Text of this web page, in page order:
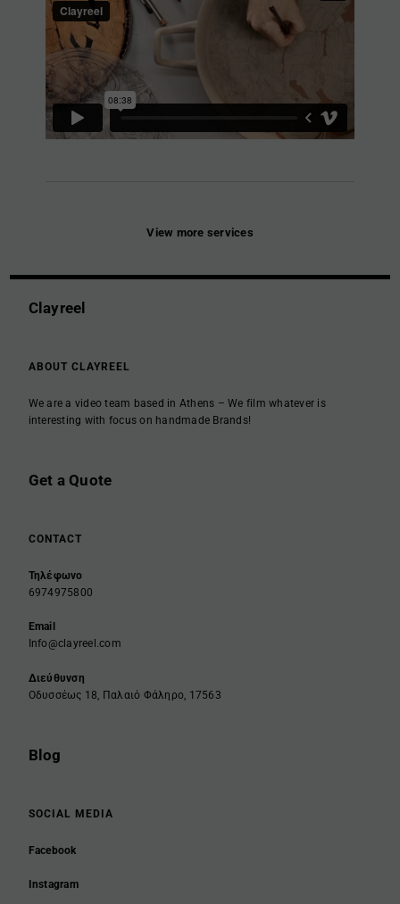
View more services
Clayreel
ABOUT CLAYREEL
We are a video team based in Athens – We film whatever is
interesting with focus on handmade Brands!
Get a Quote
CONTACT
Τηλέφωνο
6974975800
Email
Info@clayreel.com
Διεύθυνση
Οδυσσέως 18, Παλαιό Φάληρο, 17563
Blog
SOCIAL MEDIA
Facebook
Instagram